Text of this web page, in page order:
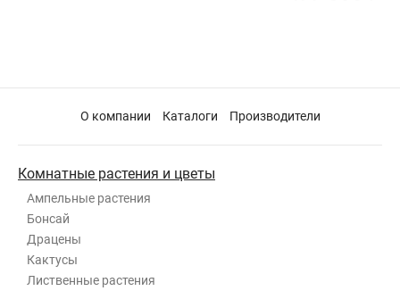
О компании Каталоги Производители
Комнатные растения и цветы
Ампельные растения
Бонсай
Драцены
Кактусы
Лиственные растения